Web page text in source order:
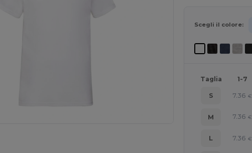
Scegli il colore:
Taglia 1-7
S 7.36 €
M 7.36 €
L 7.36 €